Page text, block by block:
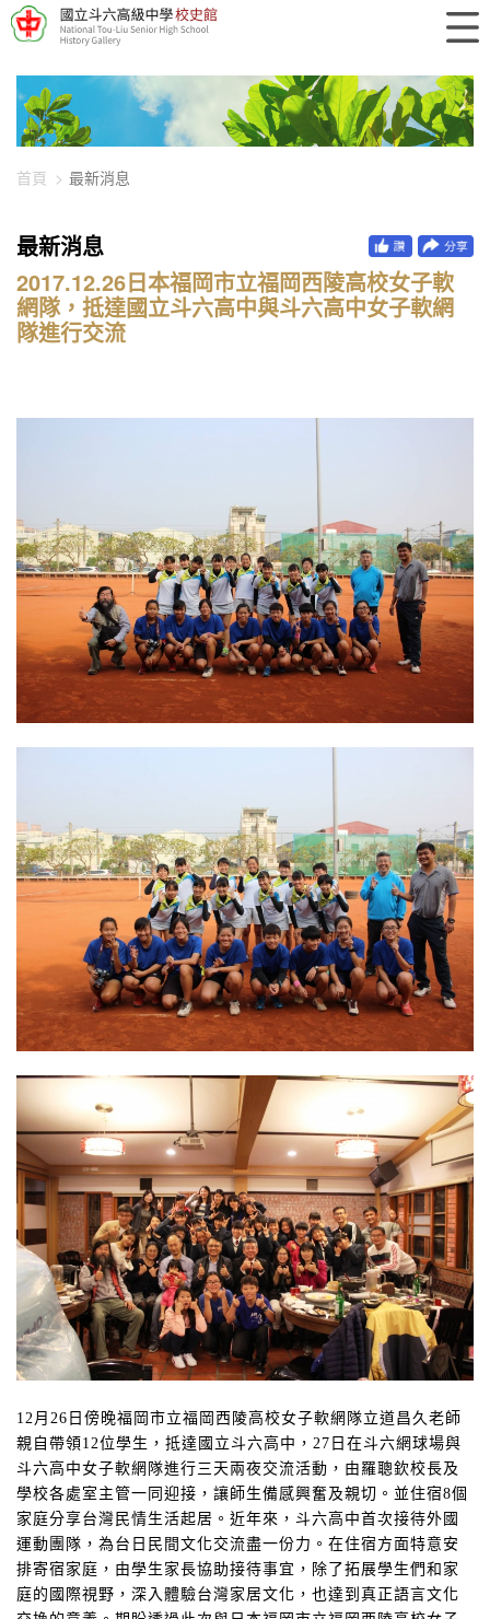
448-2245
首頁 最新消息
最新消息
2017.12.26日本福岡市立福岡西陵高校女子軟
網隊，抵達國立斗六高中與斗六高中女子軟網
隊進行交流
12 月 26 日傍晚福岡市立福岡西陵高校女子軟網隊立道昌久老師
親自帶領 12位學生，抵達國立斗六高中， 27 日在斗六網球場與
斗六高中女子軟網隊進行三天兩夜交流活動，由羅聰欽校長及
學校各處室主管一同迎接，讓師生備感興奮及親切。並住宿8個
家庭分享台灣民情生活起居。近年來，斗六高中首次接待外國
運動團隊，為台日民間文化交流盡一份力。在住宿方面特意安
排寄宿家庭，由學生家長協助接待事宜，除了拓展學生們和家
庭的國際視野，深入體驗台灣家居文化，也達到真正語言文化